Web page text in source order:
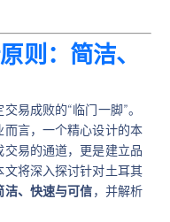
则：简洁、
易成败的“临门一脚”。
言，一个精心设计的本
易的通道，更是建立品
将深入探讨针对土耳其
洁、快速与可信，并解析